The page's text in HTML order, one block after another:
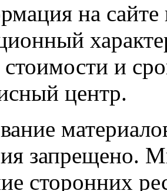
на
и
центр.
запрещено.
сторонних